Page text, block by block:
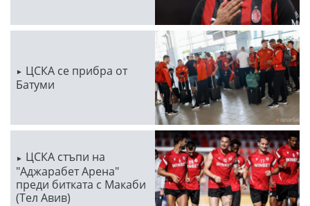
ЦСКА се прибра от
Батуми
ЦСКА стъпи на
"Аджарабет Арена"
преди битката с Макаби
(Тел Авив)